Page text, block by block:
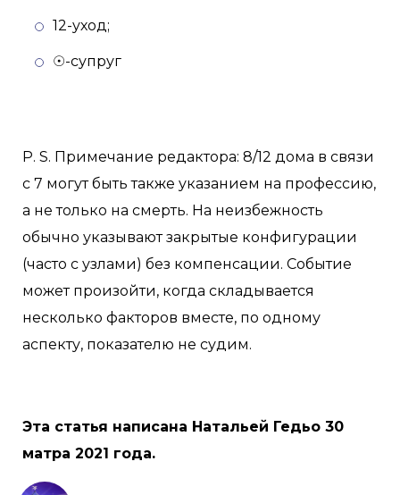
12-уход;
☉-супруг
P. S. Примечание редактора: 8/12 дома в связи
с 7 могут быть также указанием на профессию,
а не только на смерть. На неизбежность
обычно указывают закрытые конфигурации
(часто с узлами) без компенсации. Событие
может произойти, когда складывается
несколько факторов вместе, по одному
аспекту, показателю не судим.
Эта статья написана Натальей Гедьо 30
матра 2021 года.